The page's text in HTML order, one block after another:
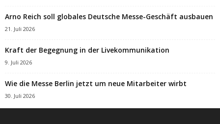
Arno Reich soll globales Deutsche Messe-Geschäft ausbauen
21. Juli 2026
Kraft der Begegnung in der Livekommunikation
9. Juli 2026
Wie die Messe Berlin jetzt um neue Mitarbeiter wirbt
30. Juli 2026